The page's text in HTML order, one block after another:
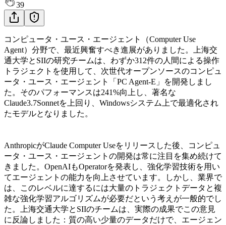
39
コンピュータ・ユース・エージェント（Computer Use
Agent）分野で、最近興奮すべき進展がありました。上海交
通大学とSIIの研究チームは、わずか312件の人間による操作
トラジェクトを使用して、次世代オープンソースのコンピュ
ータ・ユース・エージェント「PC Agent-E」を開発しまし
た。そのパフォーマンスは241%向上し、著名な
Claude3.7Sonnetを上回り、Windowsシステム上で最適化され
たモデルとなりました。
AnthropicがClaude Computer Useをリリースした後、コンピュ
ータ・ユース・エージェントの開発は常に注目を集め続けて
きました。OpenAIもOperatorを発表し、強化学習技術を用い
てエージェントの能力を向上させています。しかし、業界で
は、このレベルに達するには大量のトラジェクトデータと複
雑な強化学習アルゴリズムが必要だという考えが一般的でし
た。上海交通大学とSIIのチームは、実際の成果でこの意見
に反論しました：質の高い少量のデータだけで、エージェン